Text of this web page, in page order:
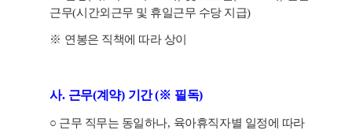
근무(시간외근무 및 휴일근무 수당 지급)
※ 연봉은 직책에 따라 상이
사. 근무(계약) 기간(※ 필독)
○ 근무 직무는 동일하나, 육아휴직자별 일정에 따라